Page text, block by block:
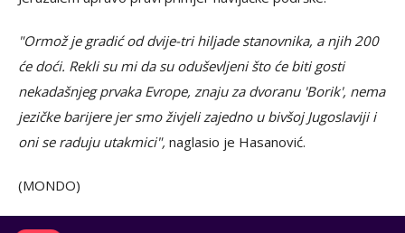
"Ormož je gradić od dvije-tri hiljade stanovnika, a njih 200
će doći. Rekli su mi da su oduševljeni što će biti gosti
nekadašnjeg prvaka Evrope, znaju za dvoranu 'Borik', nema
jezičke barijere jer smo živjeli zajedno u bivšoj Jugoslaviji i
oni se raduju utakmici", naglasio je Hasanović.
(MONDO)